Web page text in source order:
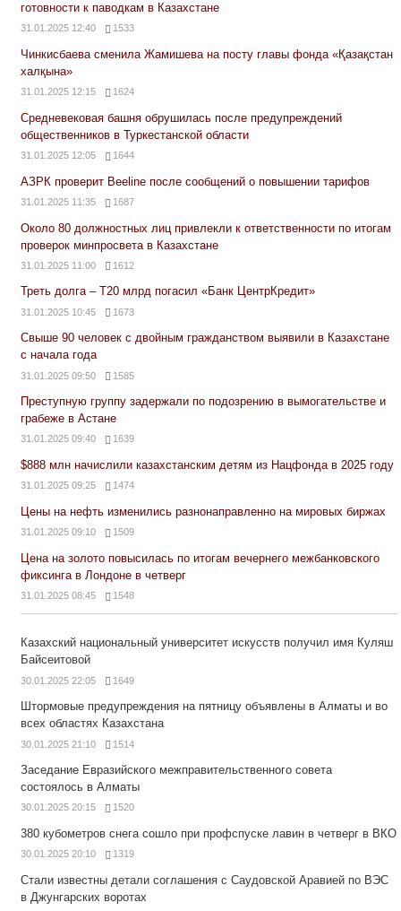
готовности к паводкам в Казахстане
31.01.2025 12:40 1533
Чинкисбаева сменила Жамишева на посту главы фонда «Қазақстан
халқына»
31.01.2025 12:15 1624
Средневековая башня обрушилась после предупреждений
общественников в Туркестанской области
31.01.2025 12:05 1644
АЗРК проверит Beeline после сообщений о повышении тарифов
31.01.2025 11:35 1687
Около 80 должностных лиц привлекли к ответственности по итогам
проверок минпросвета в Казахстане
31.01.2025 11:00 1612
Треть долга – Т20 млрд погасил «Банк ЦентрКредит»
31.01.2025 10:45 1673
Свыше 90 человек с двойным гражданством выявили в Казахстане
с начала года
31.01.2025 09:50 1585
Преступную группу задержали по подозрению в вымогательстве и
грабеже в Астане
31.01.2025 09:40 1639
$888 млн начислили казахстанским детям из Нацфонда в 2025 году
31.01.2025 09:25 1474
Цены на нефть изменились разнонаправленно на мировых биржах
31.01.2025 09:10 1509
Цена на золото повысилась по итогам вечернего межбанковского
фиксинга в Лондоне в четверг
31.01.2025 08:45 1548
Казахский национальный университет искусств получил имя Куляш
Байсеитовой
30.01.2025 22:05 1649
Штормовые предупреждения на пятницу объявлены в Алматы и во
всех областях Казахстана
30.01.2025 21:10 1514
Заседание Евразийского межправительственного совета
состоялось в Алматы
30.01.2025 20:15 1520
380 кубометров снега сошло при профспуске лавин в четверг в ВКО
30.01.2025 20:10 1319
Стали известны детали соглашения с Саудовской Аравией по ВЭС
в Джунгарских воротах